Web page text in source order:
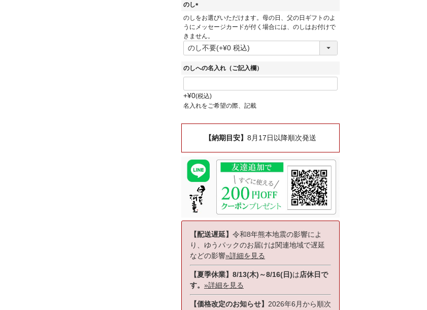
のし
(
必
須
)
のしをお選びいただけます。母の日、父の日ギフトのよ
うにメッセージカードが付く場合には、のしはお付けで
きません。
のしへの名入れ（ご記入欄）
+¥0 税込
名入れをご希望の際、記載
【納期目安】 8月17日以降順次発送
【配送遅延】 令和8年熊本地震の影響によ
り、ゆうパックのお届けは関連地域で遅延
などの影響»詳細を見る
【夏季休業】8/13(木)～8/16(日)は店休日で
す。 »詳細を見る
【価格改定のお知らせ】 2026年6月から順次